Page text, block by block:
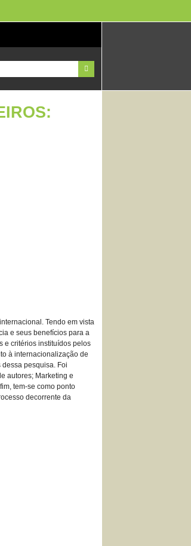
Tendo em vista
e seus benefícios para a
e critérios instituídos pelos
à internacionalização de
pesquisa. Foi
autores; Marketing e
tem-se como ponto
decorrente da